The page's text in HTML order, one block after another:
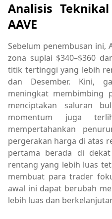
Analisis
AAVE
Sebelum penembusan ini,
zona suplai $340–$360
titik tertinggi yang lebih
dan Desember. Kini,
meningkat membimbing
menciptakan saluran
momentum juga
mempertahankan
pergerakan harga di atas
pertama berada di
rentang yang lebih luas
membuat para trader
awal ini dapat berubah
lebih luas dan